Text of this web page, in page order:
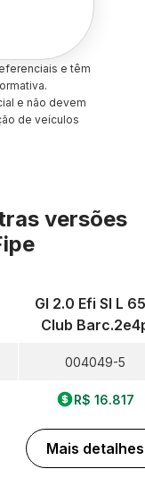
e têm
e não devem
de veículos
versões
Gl 2.0 Efi Sl L
Club
004049-5
R$ 16.817
Mais detalhes